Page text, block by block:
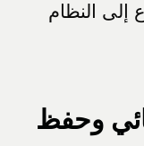
إلى النظام
وحفظ